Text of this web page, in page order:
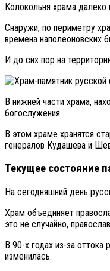
Колокольня храма далеко
Снаружи, по периметру
времена наполеоновских
И до сих пор на
В нижней части храма,
богослужения.
В этом храме хранятся
генералов Кудашева и
Текущее состояние
На сегодняшний день
Храм объединяет
это не случайно,
В 90-х годах из-за
изменилась.